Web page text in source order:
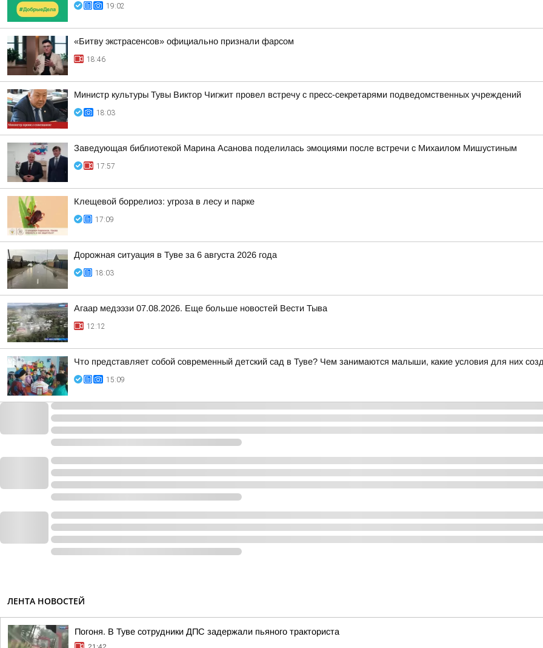
19:02
«Битву экстрасенсов» официально признали фарсом
18:46
Министр культуры Тувы Виктор Чигжит провел встречу с пресс-секретарями подведомственных учреждений
18:03
Заведующая библиотекой Марина Асанова поделилась эмоциями после встречи с Михаилом Мишустиным
17:57
Клещевой боррелиоз: угроза в лесу и парке
17:09
Дорожная ситуация в Туве за 6 августа 2026 года
18:03
Агаар медээзи 07.08.2026. Еще больше новостей Вести Тыва
12:12
Что представляет собой современный детский сад в Туве? Чем занимаются малыши, какие условия для них
15:09
ЛЕНТА НОВОСТЕЙ
Погоня. В Туве сотрудники ДПС задержали пьяного тракториста